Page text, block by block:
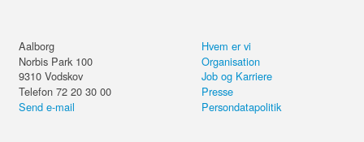
Aalborg
Norbis Park 100
9310 Vodskov
Telefon 72 20 30 00
Send e-mail
Hvem er vi
Organisation
Job og Karriere
Presse
Persondatapolitik